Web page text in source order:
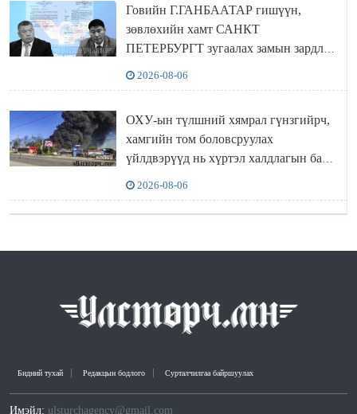
Говийн Г.ГАНБААТАР гишүүн,
зөвлөхийн хамт САНКТ
ПЕТЕРБУРГТ зугаалах замын зардлаа
2026-08-06
ОХУ-ын түлшний хямрал гүнзгийрч,
хамгийн том боловсруулах
үйлдвэрүүд нь хүртэл халдлагын бай
2026-08-06
Бидний тухай Редакцын бодлого Сурталчилгаа байршуулах
Имэйл: ulsturchagency@gmail.com